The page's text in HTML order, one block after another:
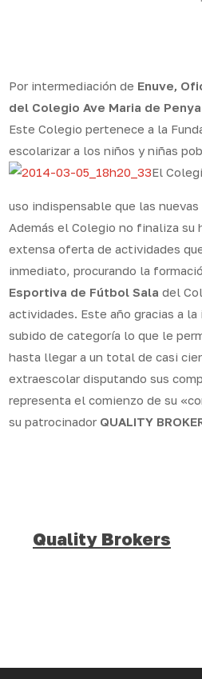
Por intermediación de Enuve,
del Colegio Ave Maria de
Este Colegio pertenece a la
escolarizar a los niños y niñas
El
uso indispensable que las
Además el Colegio no finaliza su
extensa oferta de actividades
inmediato, procurando la
Esportiva de Fútbol Sala del
actividades. Este año gracias a
subido de categoría lo que le
hasta llegar a un total de casi
extraescolar disputando sus
representa el comienzo de su
su patrocinador QUALITY
Quality Brokers